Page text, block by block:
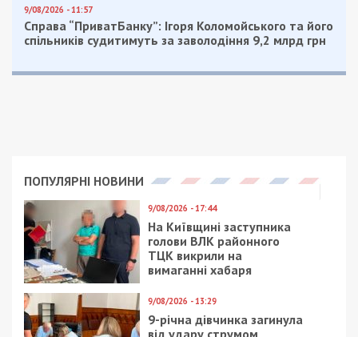
Парень в коме: в
Днепре ищут
родственников
пострадавшего в ДТП
В Днепре мужчина
чуть не сгорел из-за
экспериментов с
водкой